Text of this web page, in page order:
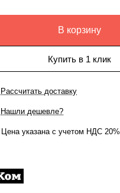
В корзину
Купить в 1 клик
Рассчитать доставку
Нашли дешевле?
Цена указана с учетом НДС 20%